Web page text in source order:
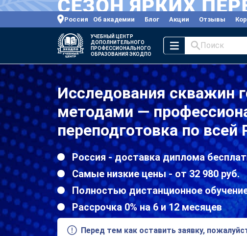
Россия Об академии Блог Акции Отзывы
УЧЕБНЫЙ ЦЕНТР
ДОПОЛНИТЕЛЬНОГО
ПРОФЕССИОНАЛЬНОГО
ОБРАЗОВАНИЯ ЭКОДПО
Поиск
Исследования скважин
методами —
переподготовка по всей
Россия - доставка диплома
Самые низкие цены - от 32 980 руб.
Полностью дистанционное
Рассрочка 0% на 6 и 12 месяцев
Перед тем как оставить заявку,